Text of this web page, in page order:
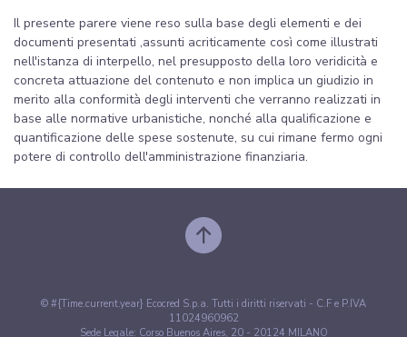
Il presente parere viene reso sulla base degli elementi e dei
documenti presentati ,assunti acriticamente così come illustrati
nell'istanza di interpello, nel presupposto della loro veridicità e
concreta attuazione del contenuto e non implica un giudizio in
merito alla conformità degli interventi che verranno realizzati in
base alle normative urbanistiche, nonché alla qualificazione e
quantificazione delle spese sostenute, su cui rimane fermo ogni
potere di controllo dell'amministrazione finanziaria.
© #{Time.current.year} Ecocred S.p.a. Tutti i diritti riservati - C.F e P.IVA
11024960962
Sede Legale: Corso Buenos Aires, 20 - 20124 MILANO